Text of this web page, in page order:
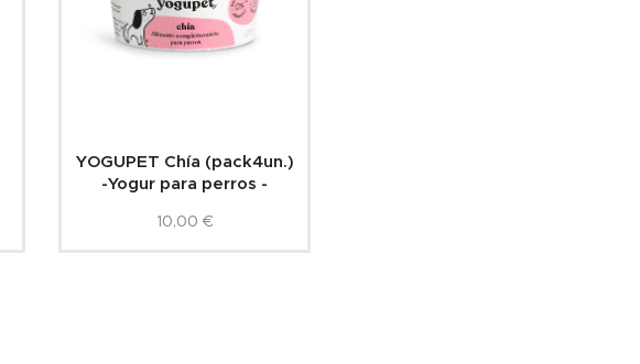
YOGUPET Chía (pack4un.)
-Yogur para perros -
10,00 €